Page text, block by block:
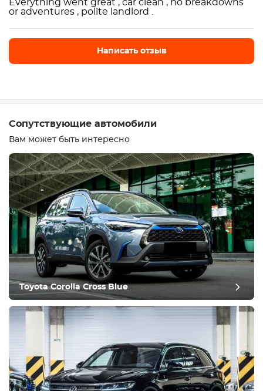
Everything went great , car clean , no breakdowns
or adventures , polite landlord .
Написать отзыв
Оборудование
Удобства
Климат-контроль
Вождение
Состояние
Сопутствующие автомобили
Вам может быть интересно
Toyota Corolla Cross Blue